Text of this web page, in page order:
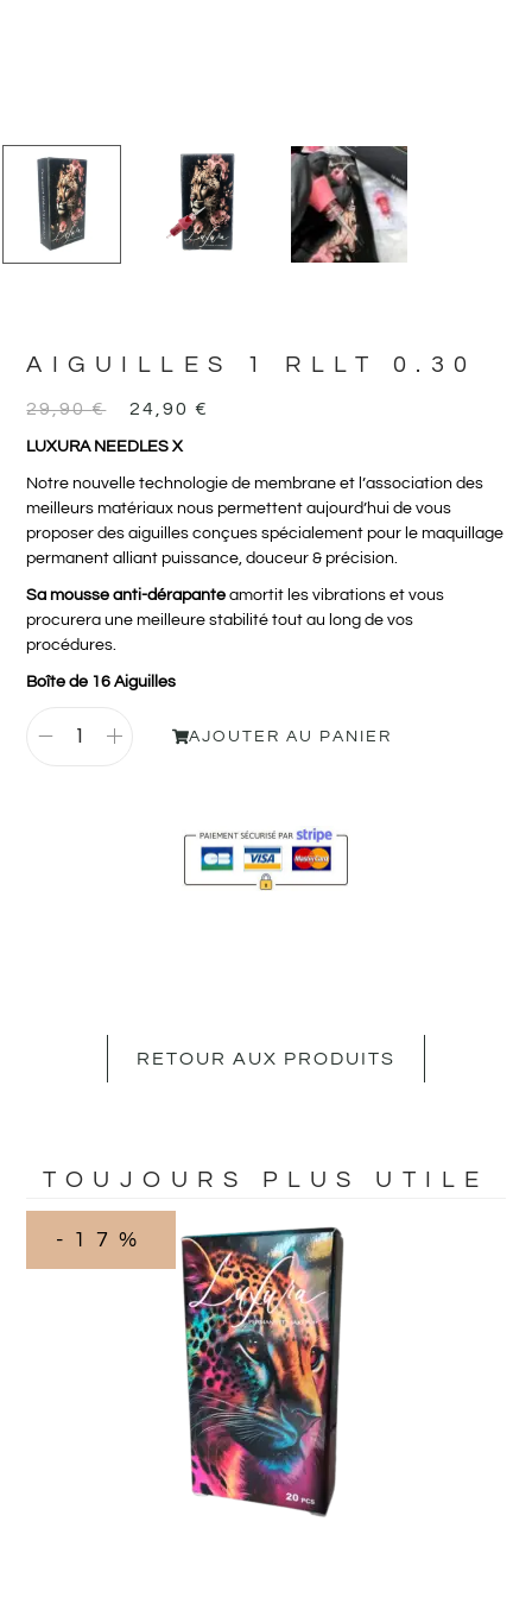
AIGUILLES 1 RLLT 0.30
29,90€ 24,90€
LUXURA NEEDLES X
Notre nouvelle technologie de membrane et l’association des
meilleurs matériaux nous permettent aujourd’hui de vous
proposer des aiguilles conçues spécialement pour le maquillage
permanent alliant puissance, douceur & précision.
Sa mousse anti-dérapante amortit les vibrations et vous
procurera une meilleure stabilité tout au long de vos
procédures.
Boîte de 16 Aiguilles
AJOUTER AU PANIER
RETOUR AUX PRODUITS
TOUJOURS PLUS UTILE
-17%